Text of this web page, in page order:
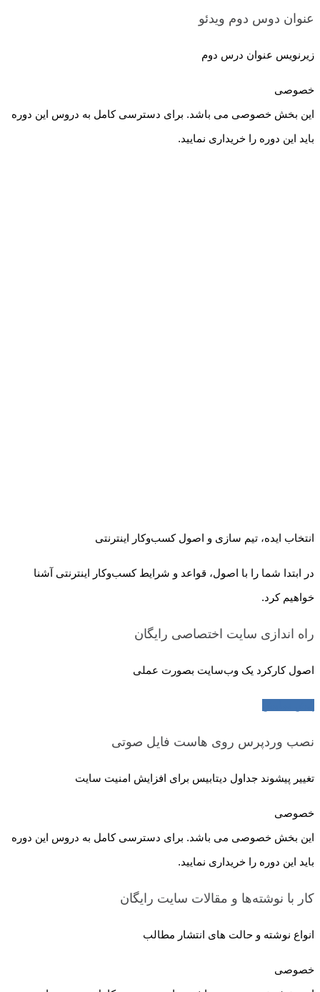
عنوان دوس دوم ویدئو
زیرنویس عنوان درس دوم
خصوصی
این بخش خصوصی می باشد. برای دسترسی کامل به دروس این دوره
باید این دوره را خریداری نمایید.
انتخاب ایده، تیم سازی و اصول کسب‌و‌کار اینترنتی
در ابتدا شما را با اصول، قواعد و شرایط کسب‌و‌کار اینترنتی آشنا
خواهیم کرد.
راه اندازی سایت اختصاصی رایگان
اصول کارکرد یک وب‌سایت بصورت عملی
نصب وردپرس روی هاست فایل صوتی
تغییر پیشوند جداول دیتابیس برای افزایش امنیت سایت
خصوصی
این بخش خصوصی می باشد. برای دسترسی کامل به دروس این دوره
باید این دوره را خریداری نمایید.
کار با نوشته‌ها و مقالات سایت رایگان
انواع نوشته و حالت های انتشار مطالب
خصوصی